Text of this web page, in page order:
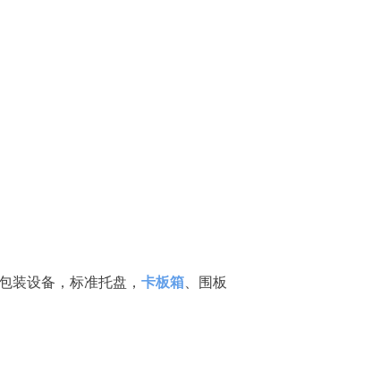
装设备，标准托盘， 卡板箱 、围板